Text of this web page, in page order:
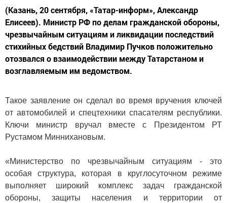
(Казань, 20 сентября, «Татар-информ», Александр
Елисеев). Министр РФ по делам гражданской обороны,
чрезвычайным ситуациям и ликвидации последствий
стихийных бедствий Владимир Пучков положительно
отозвался о взаимодействии между Татарстаном и
возглавляемым им ведомством.
Такое заявление он сделал во время вручения ключей
от автомобилей и спецтехники спасателям республики.
Ключи министр вручал вместе с Президентом РТ
Рустамом Миннихановым.
«Министерство по чрезвычайным ситуациям - это
особая структура, которая в круглосуточном режиме
выполняет широкий комплекс задач гражданской
обороны, защиты населения и территории от